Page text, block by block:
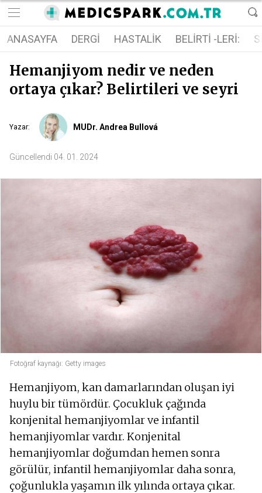
ANASAYFA DERGI HASTALIK BELIRTI -LERI:
Hemanjiyom nedir ve neden
ortaya çıkar? Belirtileri ve seyri
Yazar: MUDr. Andrea Bullová
Güncellendi 04. 01. 2024
Fotoğraf kaynağı: Getty images
Hemanjiyom, kan damarlarından oluşan iyi
huylu bir tümördür. Çocukluk çağında
konjenital hemanjiyomlar ve infantil
hemanjiyomlar vardır. Konjenital
hemanjiyomlar doğumdan hemen sonra
görülür, infantil hemanjiyomlar daha sonra,
çoğunlukla yaşamın ilk yılında ortaya çıkar.